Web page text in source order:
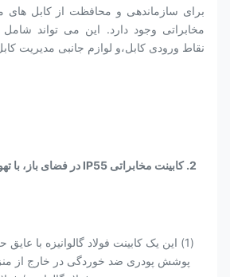
برای سازماندهی و محافظت از کابل های
مخابراتی وجود دارد. این می تواند
نقاط ورودی کابل،و لوازم جانبی مدیریت
(1) این یک کابینت فولاد گالوانیزه با
پوشش پودری ضد خوردگی در خارج از